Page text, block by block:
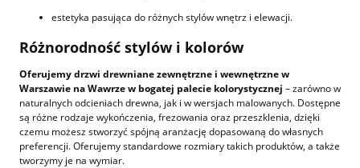
estetyka pasująca do różnych stylów wnętrz i elewacji.
Różnorodność stylów i kolorów
Oferujemy drzwi drewniane zewnętrzne i wewnętrzne w
Warszawie na Wawrze w bogatej palecie kolorystycznej – zarówno w
naturalnych odcieniach drewna, jak i w wersjach malowanych. Dostępne
są różne rodzaje wykończenia, frezowania oraz przeszklenia, dzięki
czemu możesz stworzyć spójną aranżację dopasowaną do własnych
preferencji. Oferujemy standardowe rozmiary takich produktów, a także
tworzymy je na wymiar.